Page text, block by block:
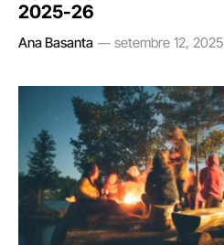
2025-26
Ana Basanta setembre 12, 2025